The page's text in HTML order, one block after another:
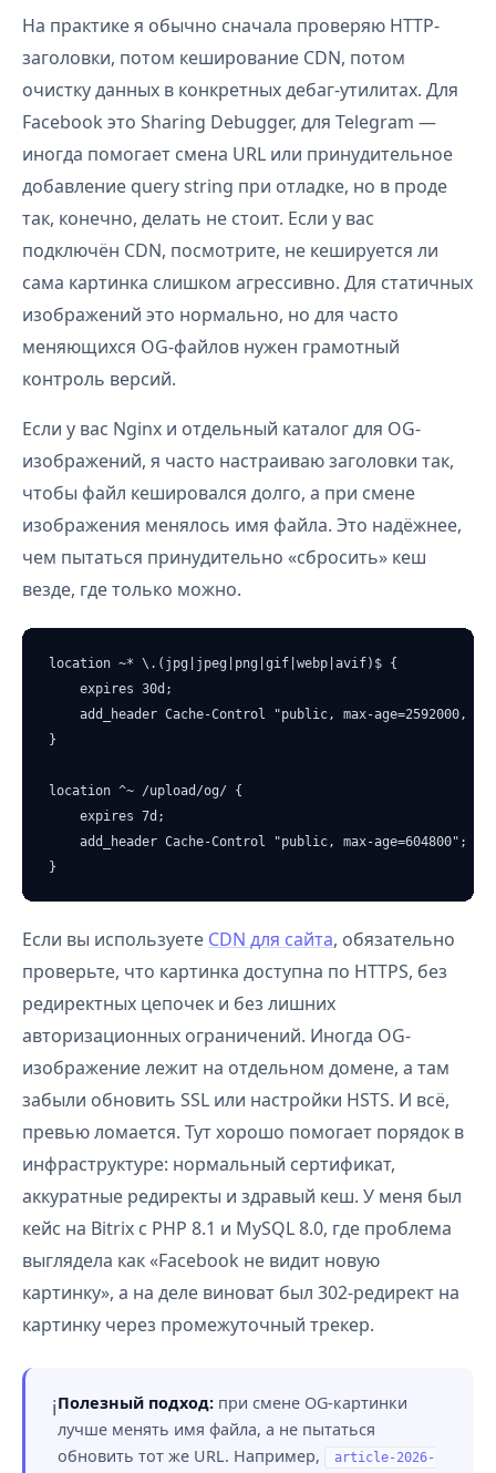
На практике я обычно сначала проверяю HTTP-
заголовки, потом кеширование CDN, потом
очистку данных в конкретных дебаг-утилитах. Для
Facebook это Sharing Debugger, для Telegram —
иногда помогает смена URL или принудительное
добавление query string при отладке, но в проде
так, конечно, делать не стоит. Если у вас
подключён CDN, посмотрите, не кешируется ли
сама картинка слишком агрессивно. Для статичных
изображений это нормально, но для часто
меняющихся OG-файлов нужен грамотный
контроль версий.
Если у вас Nginx и отдельный каталог для OG-
изображений, я часто настраиваю заголовки так,
чтобы файл кешировался долго, а при смене
изображения менялось имя файла. Это надёжнее,
чем пытаться принудительно «сбросить» кеш
везде, где только можно.
location ~* \.(jpg|jpeg|png|gif|webp|avif)$ {
    expires 30d;
add_header Cache-Control "public, max-age=2592000,
}
location ^~ /upload/og/ {
    expires 7d;
    add_header Cache-Control "public, max-age=604800";
}
Если вы используете CDN для сайта, обязательно
проверьте, что картинка доступна по HTTPS, без
редиректных цепочек и без лишних
авторизационных ограничений. Иногда OG-
изображение лежит на отдельном домене, а там
забыли обновить SSL или настройки HSTS. И всё,
превью ломается. Тут хорошо помогает порядок в
инфраструктуре: нормальный сертификат,
аккуратные редиректы и здравый кеш. У меня был
кейс на Bitrix с PHP 8.1 и MySQL 8.0, где проблема
выглядела как «Facebook не видит новую
картинку», а на деле виноват был 302-редирект на
картинку через промежуточный трекер.
ℹ️Полезный подход: при смене OG-картинки
лучше менять имя файла, а не пытаться
обновить тот же URL. Например,
article-2026-